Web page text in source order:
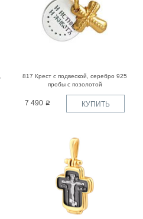
817 Крест с подвеской, серебро 925
пробы с позолотой
7 490 КУПИТЬ